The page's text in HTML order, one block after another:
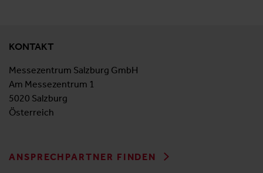
KONTAKT
Messezentrum Salzburg GmbH
Am Messezentrum 1
5020 Salzburg
Österreich
ANSPRECHPARTNER FINDEN